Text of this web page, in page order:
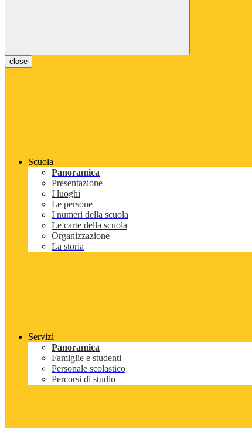
close
Scuola
Panoramica
Presentazione
I luoghi
Le persone
I numeri della scuola
Le carte della scuola
Organizzazione
La storia
Servizi
Panoramica
Famiglie e studenti
Personale scolastico
Percorsi di studio